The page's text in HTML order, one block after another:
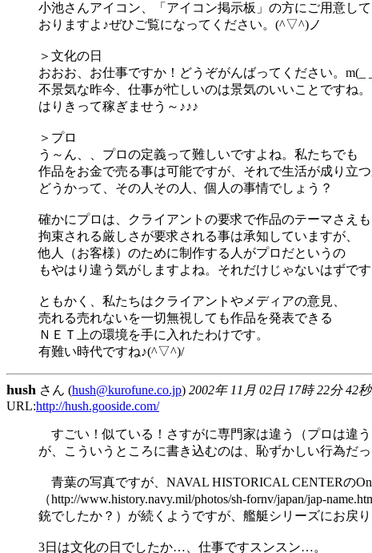
小池さんアイコン、「アイコン掲示板」の方にご用意して
おりますよ♪ぜひご覧になってください。(^▽^)ノ
＞文化の日
おおお、お仕事ですか！どうぞがんばってください。m(_
不景気な昨今、仕事が忙しいのは景気のいいことですね。
はりきって稼ぎませう～♪♪♪
＞プロ
う～ん、、プロの定義って難しいですよね。私たちでも
作品をお金で売る事は可能ですが、それで生活が成り立
どうかって、その人その人、個人の事情でしょう？
確かにプロは、クライアントの要求で作品のテーマさえも
拘束される厳しさが要求される事は承知していますが、
他人（お客様）のために制作する人がプロだというの
もやはり違う気がしますよね。それだけじゃないはずです
ともかく、私たちはクライアントやメディアの意見、
売れる売れないを一切無視しても作品を発表できる
ＮＥＴ上の環境を手に入れたわけです。
有難い時代ですね♪(^▽^)/
hush さん (hush@kurofune.co.jp) 2002年 11月 02日 17時 22分 42秒
URL:http://hush.gooside.com/
すごい！似ている！さすがに専門家は違う（プロは違
が、こういうところに書き込むのは、恥ずかしい行為だ
青葉の写真ですが、NAVAL HISTORICAL CENTERの
（http://www.history.navy.mil/photos/sh-fornv/japan/jap-
銃でしたか？）が続くようですが、艦艇シリーズにお戻
3日は文化の日でしたか…、仕事ですスンスン…。